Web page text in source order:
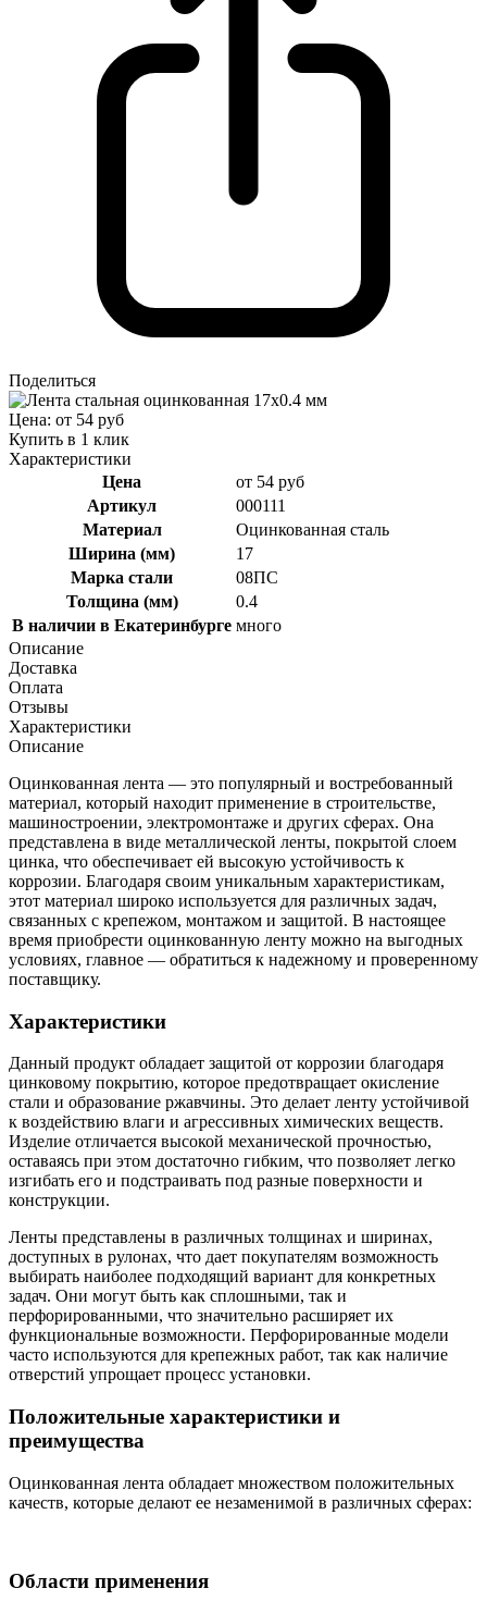
Поделиться
Цена: от 54 руб
Купить в 1 клик
Характеристики
Цена
от 54 руб
Артикул
000111
Материал
Оцинкованная сталь
Ширина (мм)
17
Марка стали
08ПС
Толщина (мм)
0.4
В наличии в Екатеринбурге много
Описание
Доставка
Оплата
Отзывы
Характеристики
Описание
Оцинкованная лента — это популярный и востребованный
материал, который находит применение в строительстве,
машиностроении, электромонтаже и других сферах. Она
представлена в виде металлической ленты, покрытой слоем
цинка, что обеспечивает ей высокую устойчивость к
коррозии. Благодаря своим уникальным характеристикам,
этот материал широко используется для различных задач,
связанных с крепежом, монтажом и защитой. В настоящее
время приобрести оцинкованную ленту можно на выгодных
условиях, главное — обратиться к надежному и проверенному
поставщику.
Характеристики
Данный продукт обладает защитой от коррозии благодаря
цинковому покрытию, которое предотвращает окисление
стали и образование ржавчины. Это делает ленту устойчивой
к воздействию влаги и агрессивных химических веществ.
Изделие отличается высокой механической прочностью,
оставаясь при этом достаточно гибким, что позволяет легко
изгибать его и подстраивать под разные поверхности и
конструкции.
Ленты представлены в различных толщинах и ширинах,
доступных в рулонах, что дает покупателям возможность
выбирать наиболее подходящий вариант для конкретных
задач. Они могут быть как сплошными, так и
перфорированными, что значительно расширяет их
функциональные возможности. Перфорированные модели
часто используются для крепежных работ, так как наличие
отверстий упрощает процесс установки.
Положительные характеристики и
преимущества
Оцинкованная лента обладает множеством положительных
качеств, которые делают ее незаменимой в различных сферах:
Области применения